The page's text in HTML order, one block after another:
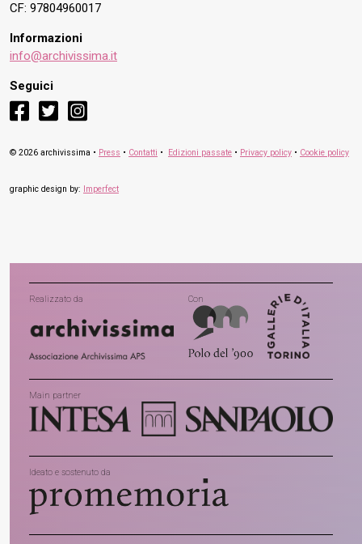
CF: 97804960017
Informazioni
info@archivissima.it
Seguici
© 2026 archivissima • Press • Contatti • Edizioni passate • Privacy policy • Cookie policy
graphic design by: Imperfect
Realizzato da Con
Main partner
Ideato e sostenuto da